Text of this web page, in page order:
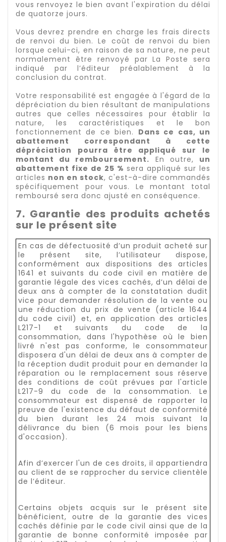
vous renvoyez le bien avant l'expiration du délai
de quatorze jours.
Vous devrez prendre en charge les frais directs
de renvoi du bien. Le coût de renvoi du bien
lorsque celui-ci, en raison de sa nature, ne peut
normalement être renvoyé par La Poste sera
indiqué par l’éditeur préalablement à la
conclusion du contrat.
Votre responsabilité est engagée à l'égard de la
dépréciation du bien résultant de manipulations
autres que celles nécessaires pour établir la
nature, les caractéristiques et le bon
fonctionnement de ce bien. Dans ce cas, un
abattement correspondant à cette
dépréciation pourra être appliqué sur le
montant du remboursement. En outre, un
abattement fixe de 25 % sera appliqué sur les
articles non en stock, c'est-à-dire commandés
spécifiquement pour vous. Le montant total
remboursé sera donc ajusté en conséquence.
7. Garantie des produits achetés
sur le présent site
En cas de défectuosité d’un produit acheté sur
le présent site, l’utilisateur dispose,
conformément aux dispositions des articles
1641 et suivants du code civil en matière de
garantie légale des vices cachés, d’un délai de
deux ans à compter de la constatation dudit
vice pour demander résolution de la vente ou
une réduction du prix de vente (article 1644
du code civil) et, en application des articles
L217-1 et suivants du code de la
consommation, dans l'hypothèse où le bien
livré n'est pas conforme, le consommateur
disposera d'un délai de deux ans à compter de
la réception dudit produit pour en demander la
réparation ou le remplacement sous réserve
des conditions de coût prévues par l'article
L217-9 du code de la consommation. Le
consommateur est dispensé de rapporter la
preuve de l'existence du défaut de conformité
du bien durant les 24 mois suivant la
délivrance du bien (6 mois pour les biens
d'occasion).
Afin d’exercer l'un de ces droits, il appartiendra
au client de se rapprocher du service clientèle
de l’éditeur.
Certains objets acquis sur le présent site
bénéficient, outre de la garantie des vices
cachés définie par le code civil ainsi que de la
garantie de bonne conformité imposée par